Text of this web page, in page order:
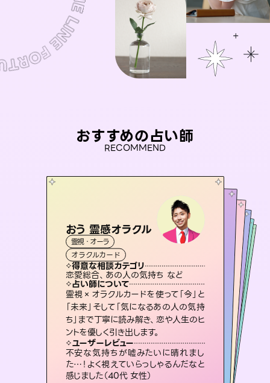
おすすめの占い師
RECOMMEND
おう 霊感オラクル
霊視・オーラ
オラクルカード
得意な相談カテゴリ
恋愛総合、あの人の気持ち など
占い師について
霊視×オラクルカードを使って「今」と
「未来」そして「気になるあの人の気持
ち」まで丁寧に読み解き、恋や人生のヒ
ントを優しく引き出します。
ユーザーレビュー
不安な気持ちが嘘みたいに晴れまし
た…！よく視えていらっしゃるんだなと
感じました（40代 女性）
アイリス -iris-
西洋占星術
ルーン
得意な相談カテゴリ
恋愛総合、片想い、二人の未来 など
占い師について
復縁、恋愛、不倫の行方、同性愛や片
思い、仕事関係や借金問題まで知りた
いことや心の負担になっていることを
紐解き、背中をそっと押して導きます。
ユーザーレビュー
安心感のあり、言い切ってくれる所や濁
さない鑑定のおかげで、毎回自分の気
持ちを整えられます（30代 男性）
桃源珠羽 とうげんみう）
霊視・オーラ
スピリチュアル・リーディング
得意な相談カテゴリ
片想い、あの人の気持ち、復縁 など
占い師について
恋愛のお悩みの中でも特に「曖昧な関
係」の相談を得意としており、友達以上
恋人未満なお相手との今後や本音を丁
寧に読み解き恋愛成就へと導きます。
ユーザーレビュー
鑑定していただいてアドバイス通りに行
動すると仲が復活してきました。ありが
とうございました（40代 女性）
未来視師＊花
霊視・オーラ
スピリチュアル・リーディング
得意な相談カテゴリ
出逢い、片想い、復縁 など
占い師について
未来には何パターンもの選択肢があります。不安で視えにくくなっているあなたの素敵な未来を見つけ、その未来を選択できるようアドバイスします。
ユーザーレビュー
職場の人の性質や人間関係、本心など
本当によく視えていてびっくり。対策が
打てて前向きになれます（40代）
スピリチュアル・リーディング
得意な相談カテゴリ
片想い、あの人の気持ち、復縁 など
占い師について
3,700年以上の歴史を持つ東洋最古の
占術「易占」で詳細まで占い、幸せへ向
かう道筋を示します。厳しい結果にも具
体的な対策をお伝えします。
ユーザーレビュー
複雑な背景もしっかり聞いて鑑定して
いただけました。気持ちが楽になりまし
た（50代 女性）
霊視・オーラ タロット
スピリチュアル・リーディング
得意な相談カテゴリ
片想い、二人の未来、年の差 など
占い師について
連絡再開、復縁、成就などの報告実績
多数。セラピストとして2万超の施術経
験があるからこそできる鑑定で、より良
い未来をサポートします。
ユーザーレビュー
とても心温まる鑑定でした。しかもこち
らは何も言っていないのに視えていらっ
しゃるんだなと驚きです（30代女性）